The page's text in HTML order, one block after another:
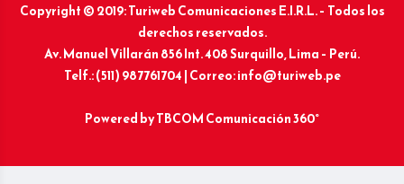
Copyright © 2019: Turiweb Comunicaciones E.I.R.L. – Todos los
derechos reservados.
Av. Manuel Villarán 856 Int. 408 Surquillo, Lima – Perú.
Telf.: (511) 987761704 | Correo: info@turiweb.pe
Powered byTBCOM Comunicación 360°